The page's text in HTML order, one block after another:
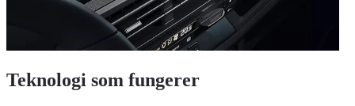
Teknologi som fungerer